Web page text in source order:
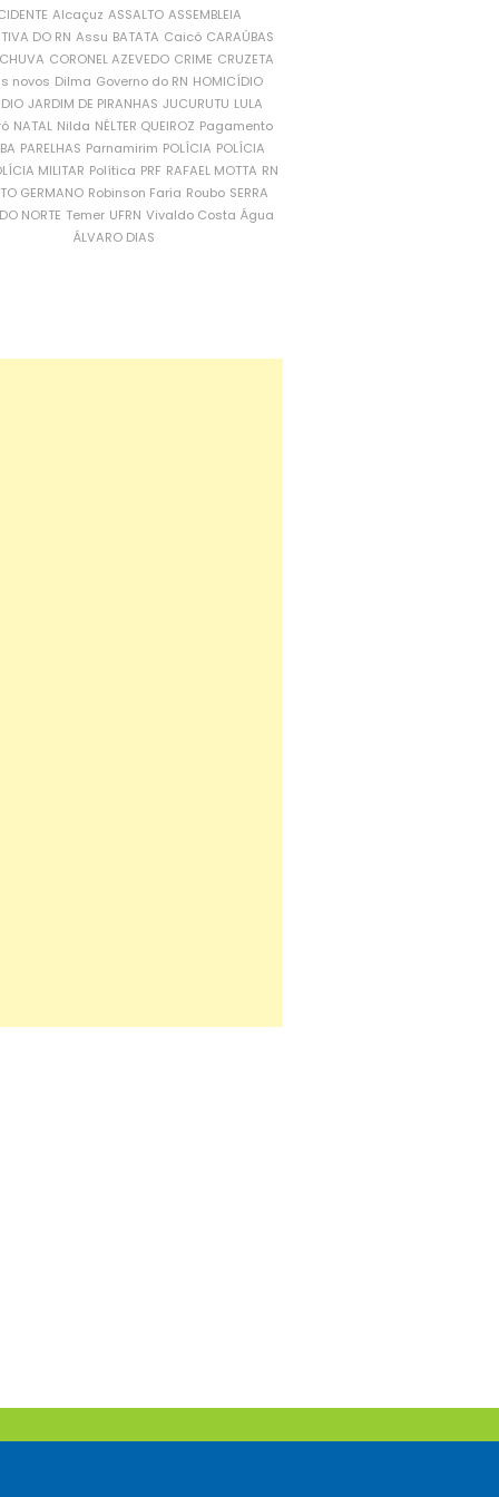
Alcaçuz ASSALTO ASSEMBLEIA
DO RN Assu BATATA Caicó CARAÚBAS
CORONEL AZEVEDO CRIME CRUZETA
novos Dilma Governo do RN HOMICÍDIO
JARDIM DE PIRANHAS JUCURUTU LULA
NATAL Nilda NÉLTER QUEIROZ Pagamento
PARELHAS Parnamirim POLÍCIA POLÍCIA
MILITAR Política PRF RAFAEL MOTTA RN
GERMANO Robinson Faria Roubo SERRA
NORTE Temer UFRN Vivaldo Costa Água
ÁLVARO DIAS